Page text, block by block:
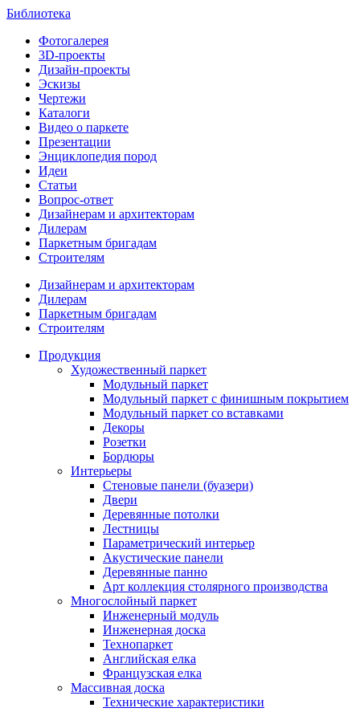
Библиотека
Фотогалерея
3D-проекты
Дизайн-проекты
Эскизы
Чертежи
Каталоги
Видео о паркете
Презентации
Энциклопедия пород
Идеи
Статьи
Вопрос-ответ
Дизайнерам и архитекторам
Дилерам
Паркетным бригадам
Строителям
Дизайнерам и архитекторам
Дилерам
Паркетным бригадам
Строителям
Продукция
Художественный паркет
Модульный паркет
Модульный паркет с финишным покрытием
Модульный паркет со вставками
Декоры
Розетки
Бордюры
Интерьеры
Стеновые панели (буазери)
Двери
Деревянные потолки
Лестницы
Параметрический интерьер
Акустические панели
Деревянные панно
Арт коллекция столярного производства
Многослойный паркет
Инженерный модуль
Инженерная доска
Технопаркет
Английская елка
Французская елка
Массивная доска
Технические характеристики